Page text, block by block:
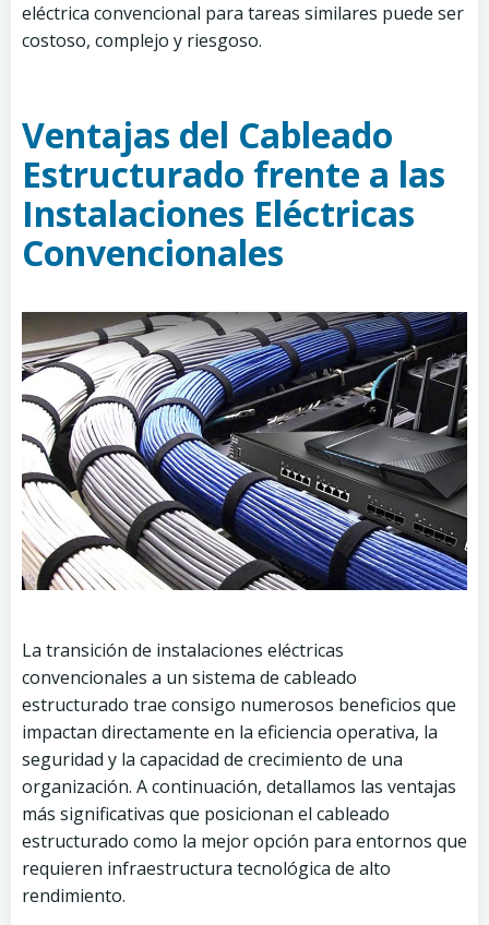
eléctrica convencional para tareas similares puede ser
costoso, complejo y riesgoso.
Ventajas del Cableado
Estructurado frente a las
Instalaciones Eléctricas
Convencionales
La transición de instalaciones eléctricas
convencionales a un sistema de cableado
estructurado trae consigo numerosos beneficios que
impactan directamente en la eficiencia operativa, la
seguridad y la capacidad de crecimiento de una
organización. A continuación, detallamos las ventajas
más significativas que posicionan el cableado
estructurado como la mejor opción para entornos que
requieren infraestructura tecnológica de alto
rendimiento.